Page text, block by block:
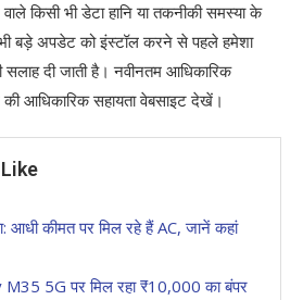
किसी भी डेटा हानि या तकनीकी समस्या के
भी बड़े अपडेट को इंस्टॉल करने से पहले हमेशा
दी जाती है। नवीनतम आधिकारिक
आधिकारिक सहायता वेबसाइट देखें।
आधी कीमत पर मिल रहे हैं AC, जानें कहां
5G पर मिल रहा ₹10,000 का बंपर